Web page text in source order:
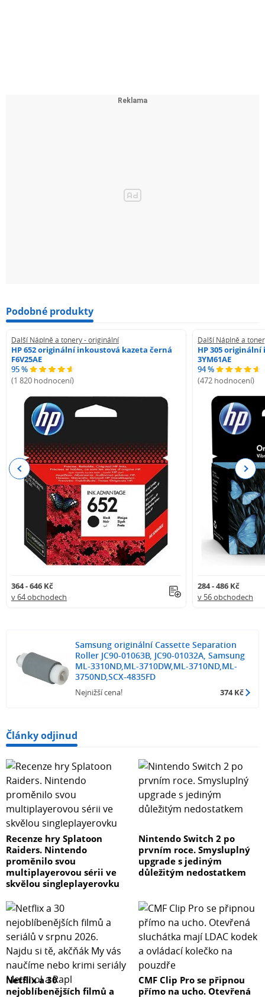
Podobné produkty
Další Náplně a tonery - originální
HP 652 originální inkoustová kazeta černá
F6V25AE
95 %
(1 820 hodnocení)
364 - 646 Kč
v 64 obchodech
Další Náplně a
HP 305
3YM61AE
94 %
(472 hodnocení)
284 - 486 Kč
v 56 obchodech
Previous Next
Samsung originální Cassette Separation
Roller JC90-01063B, JC90-01032A, Samsung
ML-3310ND,ML-3710DW,ML-3710ND,ML-
3750ND,SCX-4835FD
Nejnižší cena! 374 Kč
Články odjinud
Recenze hry Splatoon
Raiders. Nintendo
proměnilo svou
multiplayerovou sérii ve
skvělou singleplayerovku
Nintendo Switch 2 po
prvním roce. Smysluplný
upgrade s jediným
důležitým nedostatkem
Netflix a 30
nejoblíbenějších filmů a
CMF Clip Pro se připnou
přímo na ucho. Otevřená